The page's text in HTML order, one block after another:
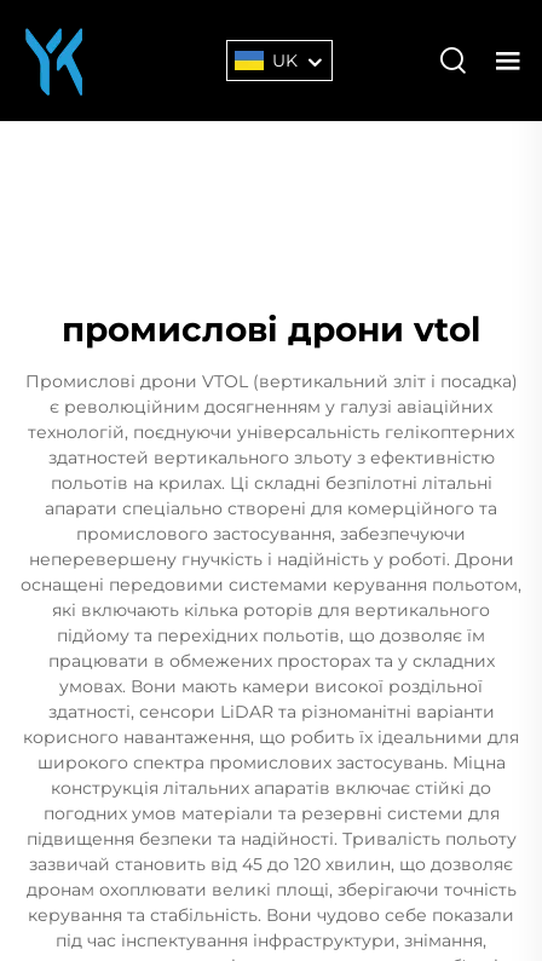
UK
промислові дрони vtol
Промислові дрони VTOL (вертикальний зліт і посадка)
є революційним досягненням у галузі авіаційних
технологій, поєднуючи універсальність гелікоптерних
здатностей вертикального зльоту з ефективністю
польотів на крилах. Ці складні безпілотні літальні
апарати спеціально створені для комерційного та
промислового застосування, забезпечуючи
неперевершену гнучкість і надійність у роботі. Дрони
оснащені передовими системами керування польотом,
які включають кілька роторів для вертикального
підйому та перехідних польотів, що дозволяє їм
працювати в обмежених просторах та у складних
умовах. Вони мають камери високої роздільної
здатності, сенсори LiDAR та різноманітні варіанти
корисного навантаження, що робить їх ідеальними для
широкого спектра промислових застосувань. Міцна
конструкція літальних апаратів включає стійкі до
погодних умов матеріали та резервні системи для
підвищення безпеки та надійності. Тривалість польоту
зазвичай становить від 45 до 120 хвилин, що дозволяє
дронам охоплювати великі площі, зберігаючи точність
керування та стабільність. Вони чудово себе показали
під час інспектування інфраструктури, знімання,